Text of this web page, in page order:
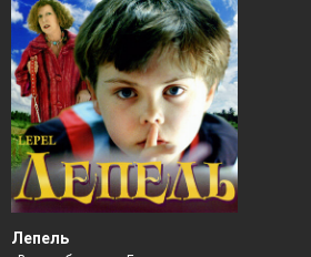
Лепель